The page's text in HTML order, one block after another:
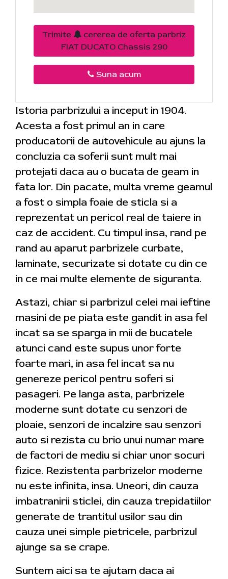
Trimite
cererea de oferta parbriz
FIAT DUCATO Chassis 290
Suna acum
Istoria parbrizului a inceput in 1904.
Acesta a fost primul an in care
producatorii de autovehicule au ajuns la
concluzia ca soferii sunt mult mai
protejati daca au o bucata de geam in
fata lor. Din pacate, multa vreme geamul
a fost o simpla foaie de sticla si a
reprezentat un pericol real de taiere in
caz de accident. Cu timpul insa, rand pe
rand au aparut parbrizele curbate,
laminate, securizate si dotate cu din ce
in ce mai multe elemente de siguranta.
Astazi, chiar si parbrizul celei mai ieftine
masini de pe piata este gandit in asa fel
incat sa se sparga in mii de bucatele
atunci cand este supus unor forte
foarte mari, in asa fel incat sa nu
genereze pericol pentru soferi si
pasageri. Pe langa asta, parbrizele
moderne sunt dotate cu senzori de
ploaie, senzori de incalzire sau senzori
auto si rezista cu brio unui numar mare
de factori de mediu si chiar unor socuri
fizice. Rezistenta parbrizelor moderne
nu este infinita, insa. Uneori, din cauza
imbatranirii sticlei, din cauza trepidatiilor
generate de trantitul usilor sau din
cauza unei simple pietricele, parbrizul
ajunge sa se crape.
Suntem aici sa te ajutam daca ai